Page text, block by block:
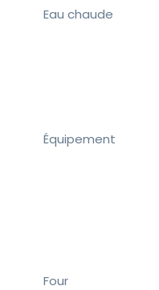
Eau chaude
Équipement
Four